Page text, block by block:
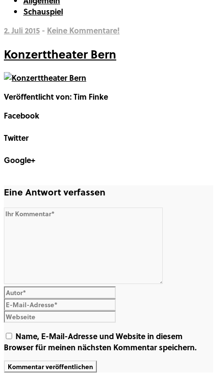
Schauspiel
2. Juli 2015 - Keine Kommentare!
Konzerttheater Bern
Veröffentlicht von: Tim Finke
Facebook
Twitter
Google+
Eine Antwort verfassen
Name, E-Mail-Adresse und Website in diesem
Browser für meinen nächsten Kommentar speichern.